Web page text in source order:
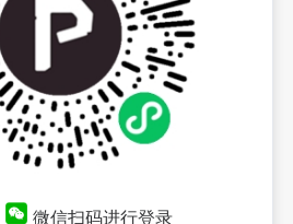
微信扫码进行登录